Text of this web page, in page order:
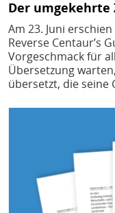
Der umgekehrte
Am 23. Juni
Reverse Centaur’s
Vorgeschmack für
Übersetzung
übersetzt, die seine
Bild